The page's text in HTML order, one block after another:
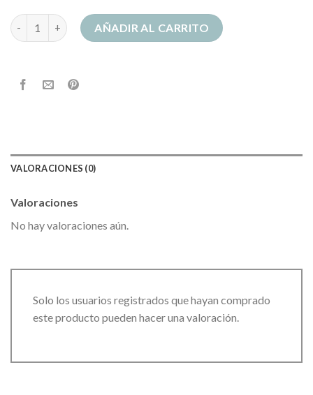
stradivarius sudaderas mujer cantidad
AÑADIR AL CARRITO
VALORACIONES (0)
Valoraciones
No hay valoraciones aún.
Solo los usuarios registrados que hayan comprado
este producto pueden hacer una valoración.